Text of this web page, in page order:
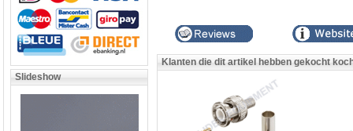
Slideshow
Klanten die dit artikel hebben gekocht